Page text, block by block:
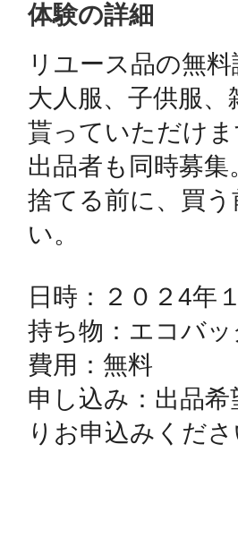
体験の詳細
リユース品の無料
大人服、子供服
貰っていただけま
出品者も同時募集
捨てる前に、買
い。
日時：２０２4年
持ち物：エコバ
費用：無料
申し込み：出品
りお申込みくださ